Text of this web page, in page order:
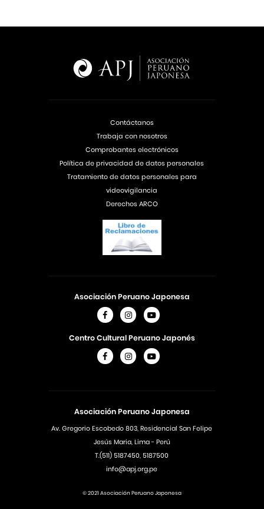
Asociación Peruano Japonesa
Av. Gregorio Escobedo 803, Residencial San Felipe
Jesús Maria, Lima - Perú
T.(511) 5187450, 5187500
info@apj.org.pe
Asociación Peruano Japonesa
Centro Cultural Peruano Japonés
Contáctanos
Trabaja con nosotros
Comprobantes electrónicos
Política de privacidad de datos personales
Tratamiento de datos personales para
videovigilancia
Derechos ARCO
© 2021 Asociación Peruano Japonesa